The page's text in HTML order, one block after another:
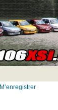
M’enregistrer